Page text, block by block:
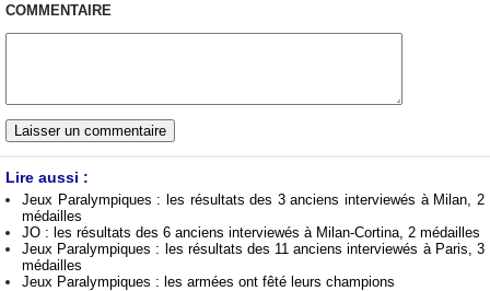
COMMENTAIRE
Lire aussi :
Jeux Paralympiques : les résultats des 3 anciens interviewés à Milan, 2
médailles
JO : les résultats des 6 anciens interviewés à Milan-Cortina, 2 médailles
Jeux Paralympiques : les résultats des 11 anciens interviewés à Paris, 3
médailles
Jeux Paralympiques : les armées ont fêté leurs champions